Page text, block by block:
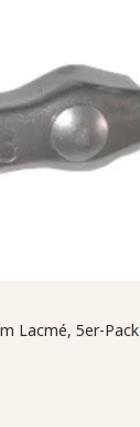
Lacmé, 5er-Pack